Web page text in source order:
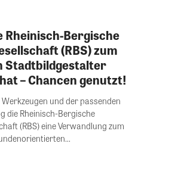
Rheinisch-Bergische
(RBS) zum
Stadtbildgestalter
– Chancen genutzt!
und der passenden
die Rheinisch-Bergische
(RBS) eine Verwandlung zum